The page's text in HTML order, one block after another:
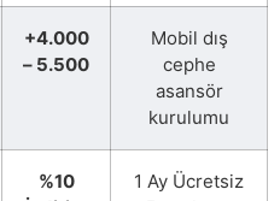
+4.000
– 5.500
Mobil dış
cephe
asansör
kurulumu
%10
1 Ay Ücretsiz